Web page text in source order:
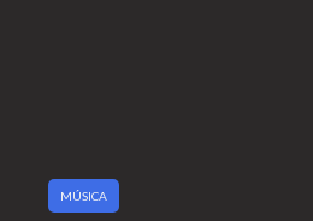
MÚSICA